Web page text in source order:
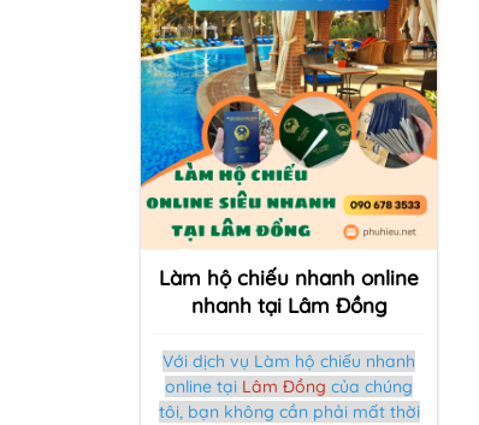
Làm hộ chiếu nhanh online
nhanh tại Lâm Đồng
Với dịch vụ Làm hộ chiếu nhanh
online tại Lâm Đồng của chúng
tôi, bạn không cần phải mất thời